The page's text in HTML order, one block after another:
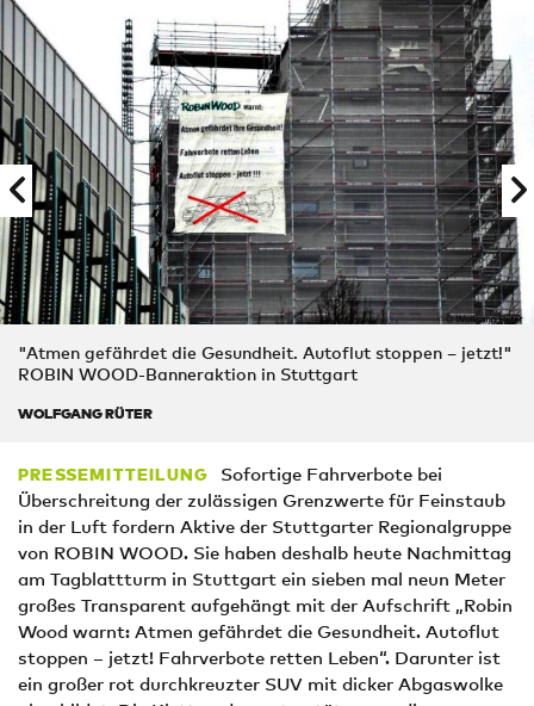
"Atmen gefährdet die Gesundheit. Autoflut stoppen – jetzt!"
ROBIN WOOD-Banneraktion in Stuttgart
WOLFGANG RÜTER
PRESSEMITTEILUNG
Sofortige Fahrverbote bei
Überschreitung der zulässigen Grenzwerte für Feinstaub
in der Luft fordern Aktive der Stuttgarter Regionalgruppe
von ROBIN WOOD. Sie haben deshalb heute Nachmittag
am Tagblattturm in Stuttgart ein sieben mal neun Meter
großes Transparent aufgehängt mit der Aufschrift „Robin
Wood warnt: Atmen gefährdet die Gesundheit. Autoflut
stoppen – jetzt! Fahrverbote retten Leben“. Darunter ist
ein großer rot durchkreuzter SUV mit dicker Abgaswolke